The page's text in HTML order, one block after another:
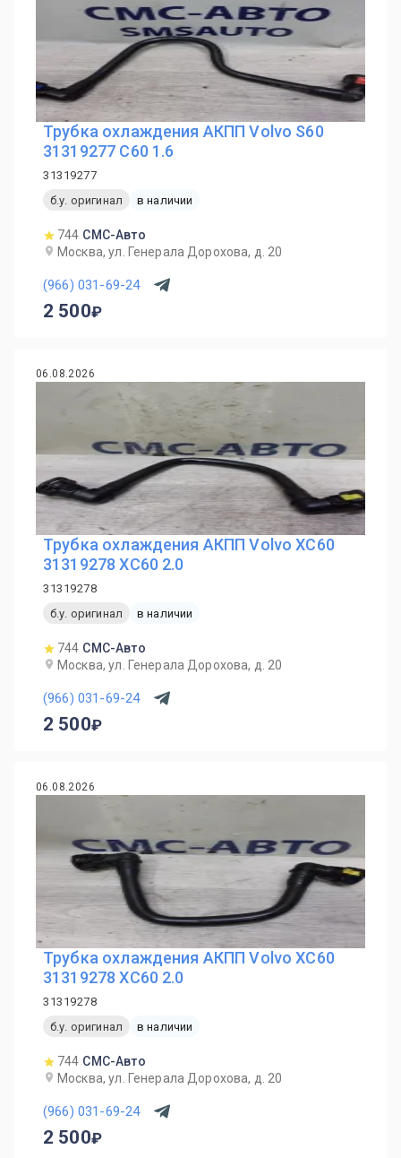
Трубка охлаждения АКПП Volvo S60
31319277 С60 1.6
31319277
б.у. оригинал
в наличии
744 СМС-Авто
Москва, ул. Генерала Дорохова, д. 20
(966) 031-69-24
2 500
06.08.2026
Трубка охлаждения АКПП Volvo XC60
31319278 XC60 2.0
31319278
б.у. оригинал
в наличии
744 СМС-Авто
Москва, ул. Генерала Дорохова, д. 20
(966) 031-69-24
2 500
06.08.2026
Трубка охлаждения АКПП Volvo XC60
31319278 XC60 2.0
31319278
б.у. оригинал
в наличии
744 СМС-Авто
Москва, ул. Генерала Дорохова, д. 20
(966) 031-69-24
2 500